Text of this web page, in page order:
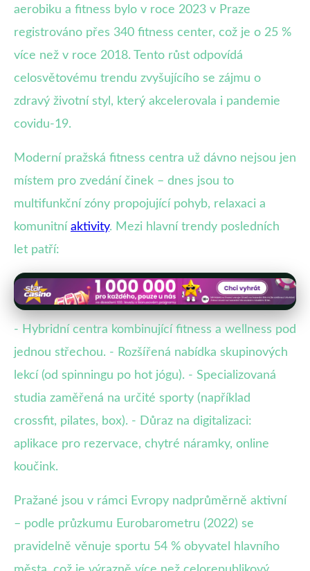
aerobiku a fitness bylo v roce 2023 v Praze
registrováno přes 340 fitness center, což je o 25 %
více než v roce 2018. Tento růst odpovídá
celosvětovému trendu zvyšujícího se zájmu o
zdravý životní styl, který akcelerovala i pandemie
covidu-19.
Moderní pražská fitness centra už dávno nejsou jen
místem pro zvedání činek – dnes jsou to
multifunkční zóny propojující pohyb, relaxaci a
komunitní aktivity. Mezi hlavní trendy posledních
let patří:
- Hybridní centra kombinující fitness a wellness pod
jednou střechou. - Rozšířená nabídka skupinových
lekcí (od spinningu po hot jógu). - Specializovaná
studia zaměřená na určité sporty (například
crossfit, pilates, box). - Důraz na digitalizaci:
aplikace pro rezervace, chytré náramky, online
koučink.
Pražané jsou v rámci Evropy nadprůměrně aktivní
– podle průzkumu Eurobarometru (2022) se
pravidelně věnuje sportu 54 % obyvatel hlavního